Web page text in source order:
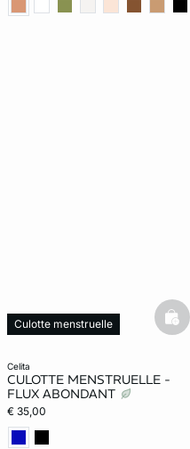
celita
CULOTTE MENSTRUELLE -
FLUX ABONDANT
€ 35,00
Culotte menstruelle